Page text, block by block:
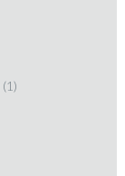
(1)